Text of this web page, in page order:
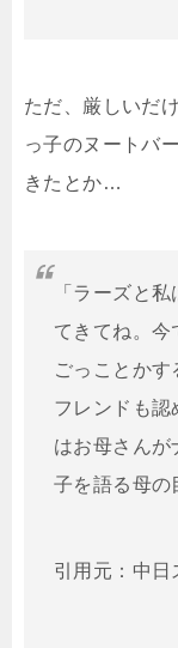
ただ、厳しいだ
っ子のヌートバ
きたとか…
「ラーズと
てきてね。今
ごっことか
フレンドも認
はお母さんが
子を語る母の
引用元：中日